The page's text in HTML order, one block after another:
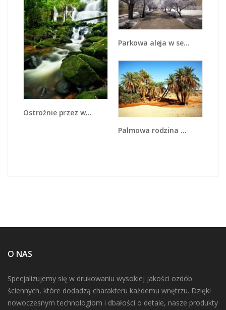
Ostrożnie przez wodospad - KN890
Parkowa aleja w sepii - KN734
Palmowa rodzina w komplecie - KN809
O NAS
Specjalizujemy się w drukowaniu wysokiej jakości ozdób
ściennych, które dodadzą charakteru każdemu wnętrzu. Dzięki
nowoczesnym technologiom i dbałości o detale, nasze produkty